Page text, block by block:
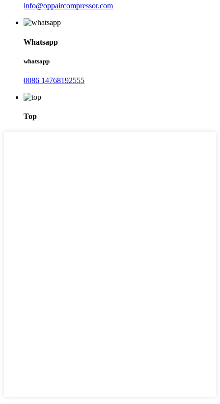
info@oppaircompressor.com
Whatsapp
whatsapp
0086 14768192555
Top